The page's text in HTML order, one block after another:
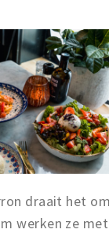
draait het
werken ze